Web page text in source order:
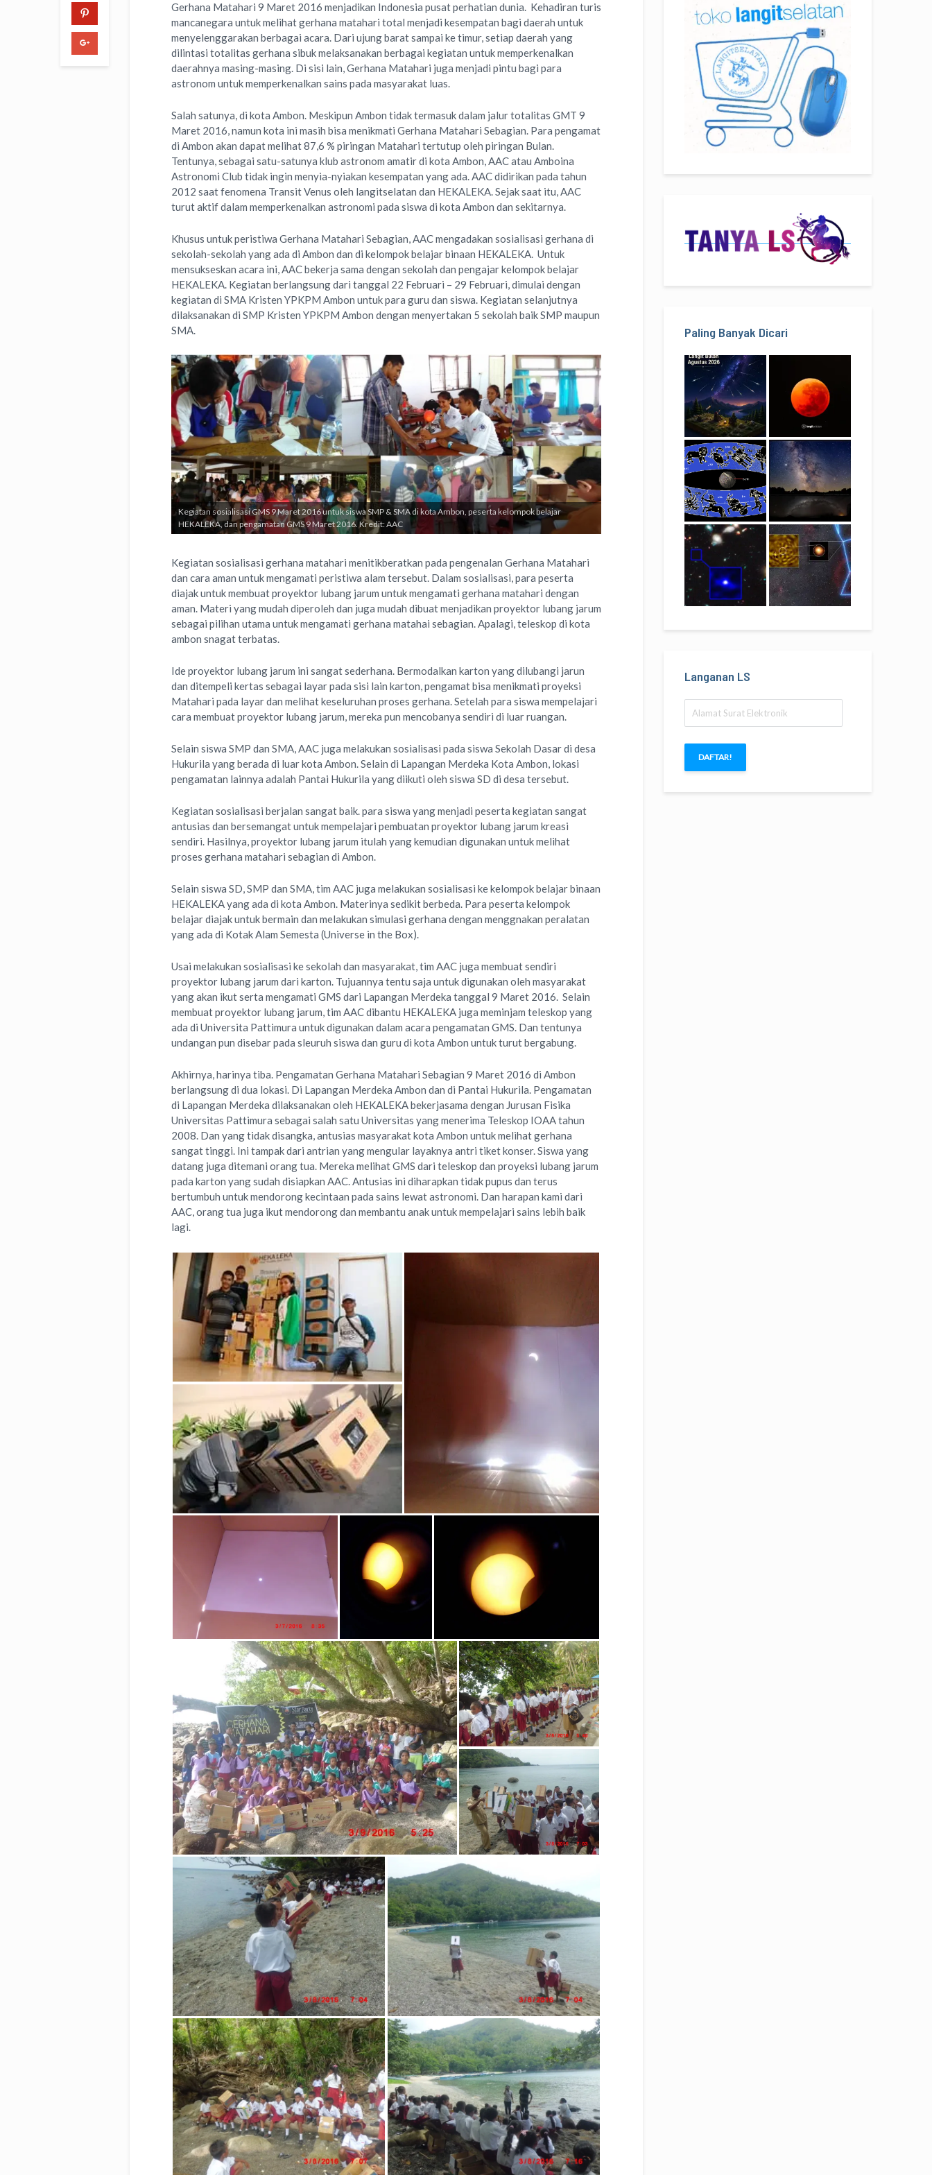
Gerhana Matahari 9 Maret 2016 menjadikan Indonesia pusat perhatian dunia. Kehadiran turis
mancanegara untuk melihat gerhana matahari total menjadi kesempatan bagi daerah untuk
menyelenggarakan berbagai acara. Dari ujung barat sampai ke timur, setiap daerah yang
dilintasi totalitas gerhana sibuk melaksanakan berbagai kegiatan untuk memperkenalkan
daerahnya masing-masing. Di sisi lain, Gerhana Matahari juga menjadi pintu bagi para
astronom untuk memperkenalkan sains pada masyarakat luas.
Salah satunya, di kota Ambon. Meskipun Ambon tidak termasuk dalam jalur totalitas GMT 9
Maret 2016, namun kota ini masih bisa menikmati Gerhana Matahari Sebagian. Para pengamat
di Ambon akan dapat melihat 87,6 % piringan Matahari tertutup oleh piringan Bulan.
Tentunya, sebagai satu-satunya klub astronom amatir di kota Ambon, AAC atau Amboina
Astronomi Club tidak ingin menyia-nyiakan kesempatan yang ada. AAC didirikan pada tahun
2012 saat fenomena Transit Venus oleh langitselatan dan HEKALEKA. Sejak saat itu, AAC
turut aktif dalam memperkenalkan astronomi pada siswa di kota Ambon dan sekitarnya.
Khusus untuk peristiwa Gerhana Matahari Sebagian, AAC mengadakan sosialisasi gerhana di
sekolah-sekolah yang ada di Ambon dan di kelompok belajar binaan HEKALEKA. Untuk
mensukseskan acara ini, AAC bekerja sama dengan sekolah dan pengajar kelompok belajar
HEKALEKA. Kegiatan berlangsung dari tanggal 22 Februari – 29 Februari, dimulai dengan
kegiatan di SMA Kristen YPKPM Ambon untuk para guru dan siswa. Kegiatan selanjutnya
dilaksanakan di SMP Kristen YPKPM Ambon dengan menyertakan 5 sekolah baik SMP maupun
SMA.
Kegiatan sosialisasi GMS 9 Maret 2016 untuk siswa SMP & SMA di kota Ambon, peserta kelompok belajar
HEKALEKA, dan pengamatan GMS 9 Maret 2016. Kredit: AAC
Kegiatan sosialisasi gerhana matahari menitikberatkan pada pengenalan Gerhana Matahari
dan cara aman untuk mengamati peristiwa alam tersebut. Dalam sosialisasi, para peserta
diajak untuk membuat proyektor lubang jarum untuk mengamati gerhana matahari dengan
aman. Materi yang mudah diperoleh dan juga mudah dibuat menjadikan proyektor lubang jarum
sebagai pilihan utama untuk mengamati gerhana matahai sebagian. Apalagi, teleskop di kota
ambon snagat terbatas.
Ide proyektor lubang jarum ini sangat sederhana. Bermodalkan karton yang dilubangi jarun
dan ditempeli kertas sebagai layar pada sisi lain karton, pengamat bisa menikmati proyeksi
Matahari pada layar dan melihat keseluruhan proses gerhana. Setelah para siswa mempelajari
cara membuat proyektor lubang jarum, mereka pun mencobanya sendiri di luar ruangan.
Selain siswa SMP dan SMA, AAC juga melakukan sosialisasi pada siswa Sekolah Dasar di desa
Hukurila yang berada di luar kota Ambon. Selain di Lapangan Merdeka Kota Ambon, lokasi
pengamatan lainnya adalah Pantai Hukurila yang diikuti oleh siswa SD di desa tersebut.
Kegiatan sosialisasi berjalan sangat baik. para siswa yang menjadi peserta kegiatan sangat
antusias dan bersemangat untuk mempelajari pembuatan proyektor lubang jarum kreasi
sendiri. Hasilnya, proyektor lubang jarum itulah yang kemudian digunakan untuk melihat
proses gerhana matahari sebagian di Ambon.
Selain siswa SD, SMP dan SMA, tim AAC juga melakukan sosialisasi ke kelompok belajar binaan
HEKALEKA yang ada di kota Ambon. Materinya sedikit berbeda. Para peserta kelompok
belajar diajak untuk bermain dan melakukan simulasi gerhana dengan menggnakan peralatan
yang ada di Kotak Alam Semesta (Universe in the Box).
Usai melakukan sosialisasi ke sekolah dan masyarakat, tim AAC juga membuat sendiri
proyektor lubang jarum dari karton. Tujuannya tentu saja untuk digunakan oleh masyarakat
yang akan ikut serta mengamati GMS dari Lapangan Merdeka tanggal 9 Maret 2016. Selain
membuat proyektor lubang jarum, tim AAC dibantu HEKALEKA juga meminjam teleskop yang
ada di Universita Pattimura untuk digunakan dalam acara pengamatan GMS. Dan tentunya
undangan pun disebar pada sleuruh siswa dan guru di kota Ambon untuk turut bergabung.
Akhirnya, harinya tiba. Pengamatan Gerhana Matahari Sebagian 9 Maret 2016 di Ambon
berlangsung di dua lokasi. Di Lapangan Merdeka Ambon dan di Pantai Hukurila. Pengamatan
di Lapangan Merdeka dilaksanakan oleh HEKALEKA bekerjasama dengan Jurusan Fisika
Universitas Pattimura sebagai salah satu Universitas yang menerima Teleskop IOAA tahun
2008. Dan yang tidak disangka, antusias masyarakat kota Ambon untuk melihat gerhana
sangat tinggi. Ini tampak dari antrian yang mengular layaknya antri tiket konser. Siswa yang
datang juga ditemani orang tua. Mereka melihat GMS dari teleskop dan proyeksi lubang jarum
pada karton yang sudah disiapkan AAC. Antusias ini diharapkan tidak pupus dan terus
bertumbuh untuk mendorong kecintaan pada sains lewat astronomi. Dan harapan kami dari
AAC, orang tua juga ikut mendorong dan membantu anak untuk mempelajari sains lebih baik
lagi.
Paling Banyak Dicari
Langanan LS
Surat
Elektronik
DAFTAR!